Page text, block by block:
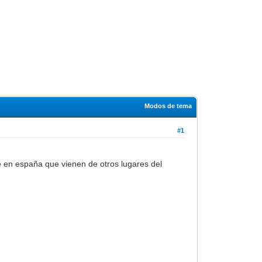
Modos de tema
#1
españa que vienen de otros lugares del